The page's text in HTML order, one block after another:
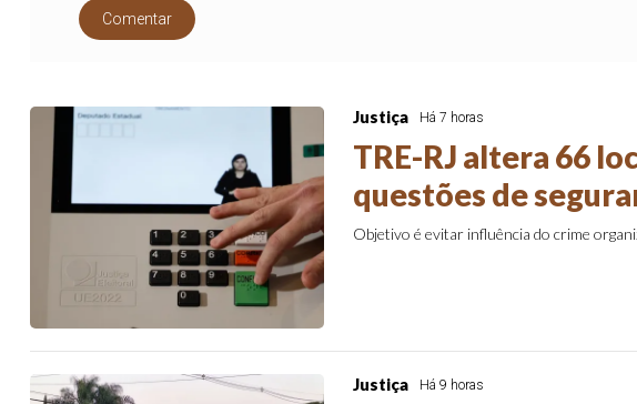
Comentar
Justiça Há 7 horas
TRE-RJ altera 66
questões de
Objetivo é evitar influência do crime
Justiça Há 9 horas